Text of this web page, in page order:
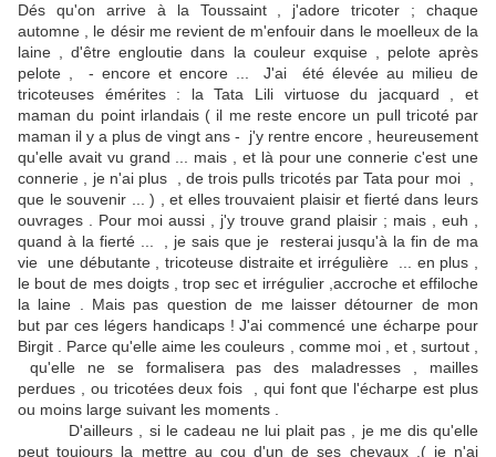
Dés qu'on arrive à la Toussaint , j'adore tricoter ; chaque
automne , le désir me revient de m'enfouir dans le moelleux de la
laine , d'être engloutie dans la couleur exquise , pelote après
pelote , - encore et encore ... J'ai été élevée au milieu de
tricoteuses émérites : la Tata Lili virtuose du jacquard , et
maman du point irlandais ( il me reste encore un pull tricoté par
maman il y a plus de vingt ans - j'y rentre encore , heureusement
qu'elle avait vu grand ... mais , et là pour une connerie c'est une
connerie , je n'ai plus , de trois pulls tricotés par Tata pour moi ,
que le souvenir ... ) , et elles trouvaient plaisir et fierté dans leurs
ouvrages . Pour moi aussi , j'y trouve grand plaisir ; mais , euh ,
quand à la fierté ... , je sais que je resterai jusqu'à la fin de ma
vie une débutante , tricoteuse distraite et irrégulière ... en plus ,
le bout de mes doigts , trop sec et irrégulier ,accroche et effiloche
la laine . Mais pas question de me laisser détourner de mon
but par ces légers handicaps ! J'ai commencé une écharpe pour
Birgit . Parce qu'elle aime les couleurs , comme moi , et , surtout ,
qu'elle ne se formalisera pas des maladresses , mailles
perdues , ou tricotées deux fois , qui font que l'écharpe est plus
ou moins large suivant les moments .
D'ailleurs , si le cadeau ne lui plait pas , je me dis qu'elle
peut toujours la mettre au cou d'un de ses chevaux .( je n'ai